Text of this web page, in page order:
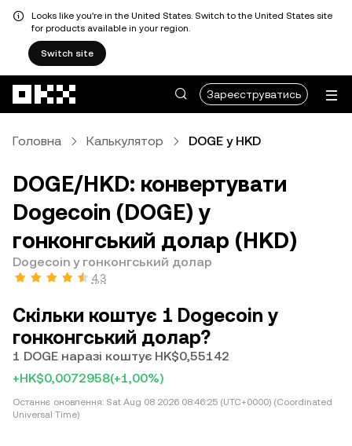
Looks like you're in the United States. Switch to the United States site
for products available in your region.
Switch site
Зареєструватись
Головна Калькулятор DOGE у HKD
DOGE/HKD: конвертувати
Dogecoin (DOGE) у
гонконгський долар (HKD)
Dogecoin у гонконгський долар
4,3
Скільки коштує 1 Dogecoin у
гонконгський долар?
1 DOGE наразі коштує HK$0,55142
+HK$0,0072958(+1,00%)
Останнє оновлення: Sat Aug 08 2026 08:46:25 (UTC+0000) (Coordinated
Universal Time)